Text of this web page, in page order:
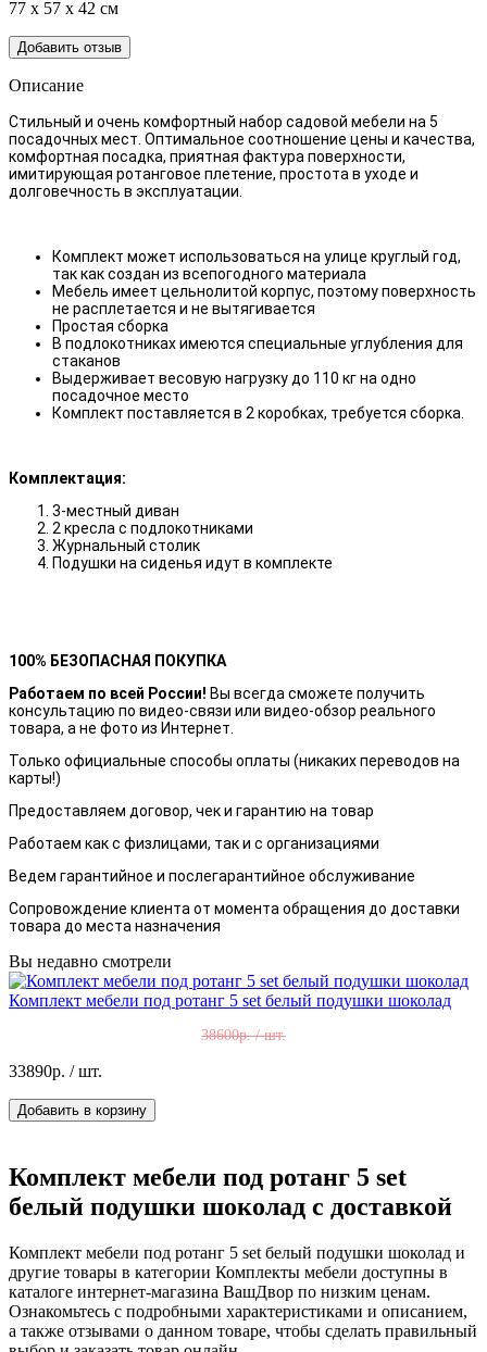
77 x 57 x 42 см
Добавить отзыв
Описание
Стильный и очень комфортный набор садовой мебели на 5
посадочных мест. Оптимальное соотношение цены и качества,
комфортная посадка, приятная фактура поверхности,
имитирующая ротанговое плетение, простота в уходе и
долговечность в эксплуатации.
Комплект может использоваться на улице круглый год,
так как создан из всепогодного материала
Мебель имеет цельнолитой корпус, поэтому поверхность
не расплетается и не вытягивается
Простая сборка
В подлокотниках имеются специальные углубления для
стаканов
Выдерживает весовую нагрузку до 110 кг на одно
посадочное место
Комплект поставляется в 2 коробках, требуется сборка.
Комплектация:
3-местный диван
2 кресла с подлокотниками
Журнальный столик
Подушки на сиденья идут в комплекте
100% БЕЗОПАСНАЯ ПОКУПКА
Работаем по всей России! Вы всегда сможете получить
консультацию по видео-связи или видео-обзор реального
товара, а не фото из Интернет.
Только официальные способы оплаты (никаких переводов на
карты!)
Предоставляем договор, чек и гарантию на товар
Работаем как с физлицами, так и с организациями
Ведем гарантийное и послегарантийное обслуживание
Сопровождение клиента от момента обращения до доставки
товара до места назначения
Вы недавно смотрели
Комплект мебели под ротанг 5 set белый подушки шоколад
38600р. / шт.
33890р. / шт.
Добавить в корзину
Комплект мебели под ротанг 5 set
белый подушки шоколад с доставкой
Комплект мебели под ротанг 5 set белый подушки шоколад и
другие товары в категории Комплекты мебели доступны в
каталоге интернет-магазина ВашДвор по низким ценам.
Ознакомьтесь с подробными характеристиками и описанием,
а также отзывами о данном товаре, чтобы сделать правильный